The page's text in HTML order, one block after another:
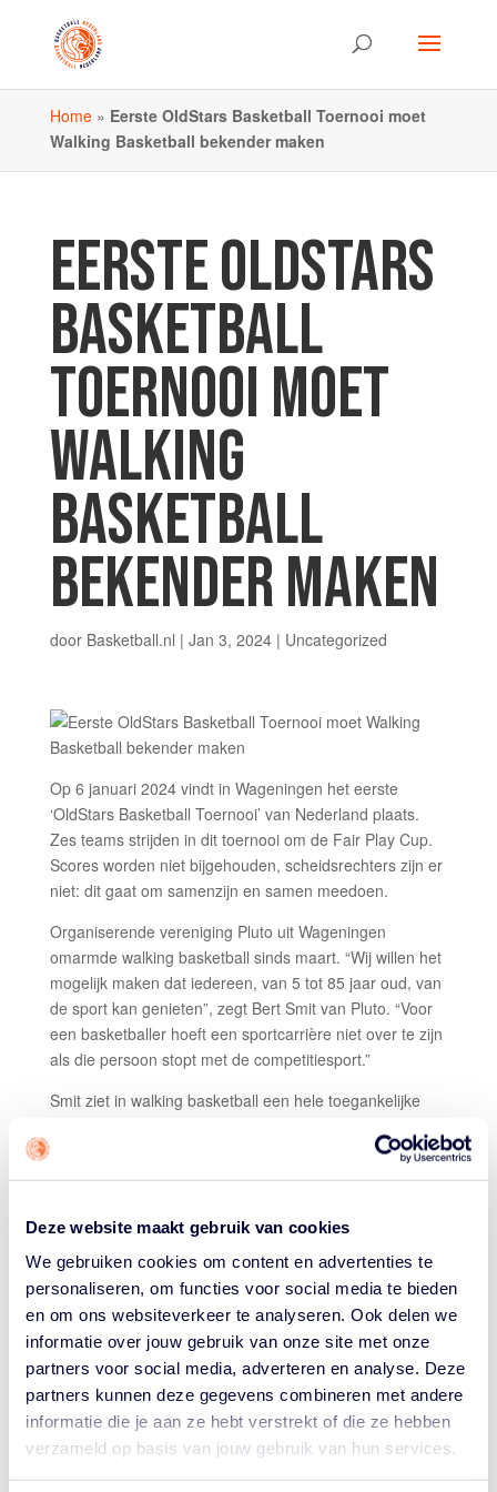
Deze website maakt gebruik van cookies
We gebruiken cookies om content en advertenties te
personaliseren, om functies voor social media te bieden
en om ons websiteverkeer te analyseren. Ook delen we
informatie over jouw gebruik van onze site met onze
partners voor social media, adverteren en analyse. Deze
partners kunnen deze gegevens combineren met andere
informatie die je aan ze hebt verstrekt of die ze hebben
verzameld op basis van jouw gebruik van hun services.
Home» Eerste OldStars Basketball Toernooi moet
Walking Basketball bekender maken
EERSTE OLDSTARS
BASKETBALL
TOERNOOI MOET
WALKING
BASKETBALL
BEKENDER MAKEN
door Basketball.nl | Jan 3, 2024| Uncategorized
Op 6 januari 2024 vindt in Wageningen het eerste
‘OldStars Basketball Toernooi’ van Nederland plaats.
Zes teams strijden in dit toernooi om de Fair Play Cup.
Scores worden niet bijgehouden, scheidsrechters zijn er
niet: dit gaat om samenzijn en samen meedoen.
Organiserende vereniging Pluto uit Wageningen
omarmde walking basketball sinds maart. “Wij willen het
mogelijk maken dat iedereen, van 5 tot 85 jaar oud, van
de sport kan genieten”, zegt Bert Smit van Pluto. “Voor
een basketballer hoeft een sportcarrière niet over te zijn
als die persoon stopt met de competitiesport.”
Smit ziet in walking basketball een hele toegankelijke
vaak heb je ze al, en kan deze variant van de sport
ervoor zorgen dat leden niet stoppen bij de vereniging.
mogelijkheden die het biedt. Er is wat dat betreft nog
wat zendingswerk te verrichten, en hopelijk kan dit
toernooi daar aan bijdragen.”
FYSIEK EN SOCIAAL
OldStars Basketball is onderdeel van een campagne
van het Ouderenfonds. Tien jaar geleden begon het
fonds met ‘wandelvoetbal’ en inmiddels zijn er
verschillende bonden en verenigingen die varianten als
‘walking basketball’ en ‘walking hockey’ omarmd
hebben.